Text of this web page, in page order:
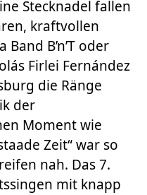
Stecknadel fallen
kraftvollen
B’n’T oder
Firlei Fernández
die Ränge
der
Moment wie
Zeit“ war so
nah. Das 7.
mit knapp